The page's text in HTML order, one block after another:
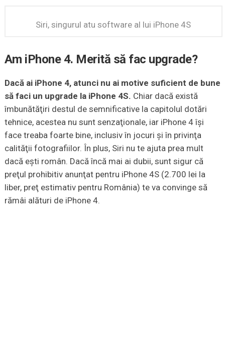
Siri, singurul atu software al lui iPhone 4S
Am iPhone 4. Merită să fac upgrade?
Dacă ai iPhone 4, atunci nu ai motive suficient de bune
să faci un upgrade la iPhone 4S. Chiar dacă există
îmbunătăţiri destul de semnificative la capitolul dotări
tehnice, acestea nu sunt senzaţionale, iar iPhone 4 îşi
face treaba foarte bine, inclusiv în jocuri şi în privinţa
calităţii fotografiilor. În plus, Siri nu te ajuta prea mult
dacă eşti român. Dacă încă mai ai dubii, sunt sigur că
preţul prohibitiv anunţat pentru iPhone 4S (2.700 lei la
liber, preţ estimativ pentru România) te va convinge să
rămâi alături de iPhone 4.